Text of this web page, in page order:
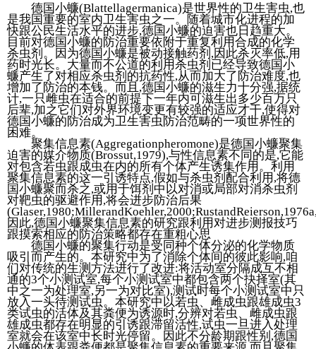
德国小蠊(Blattellagermanica)是世界性的卫生害虫,也
是我国重要的室内卫生害虫之一。随着城市化进程的加
快跟公民生活水平的进步,德国小蠊的迫害也日趋重大。
目前对德国小蠊的防治重要依附于重复利用合成的化学
杀虫剂。因为德国小蠊是被动接触药剂,因此杀灭率低,用
药时光长。大量而不公道的利用杀虫剂已经导致德国小
蠊产生了对相应杀虫剂的抗药性,从而加大了防治难度,也
增加了防治的本钱。而且,德国小蠊的滋生力十分强,据统
计,一只雌虫在适合的前提下一年内可滋生出多少百万只
后辈,加之它们对外界环境变更有较强的适应才干,使得对
德国小蠊的防治成为卫生害虫防治范畴的一项世界性的
困难。
聚集信息素(Aggregationpheromone)是德国小蠊聚集
迫害的媒介物质(Brossut,1979),与性信息素不同的是,它能
对包含若虫跟成虫在内的所有个体产生诱集作用。利用
聚集信息素的这一引诱特点,假如与杀虫剂配合利用,将德
国小蠊聚而杀之,或用于饵剂中以对消或局部对消杀虫剂
对靶虫的驱避作用,将会进步防治后果
因此,德国小蠊聚集信息素的研究跟利用对进步测报技巧
跟摸索相应的防治策略都存在重粗心思
德国小蠊的聚集行动是受同种个体分泌的化学物质
吸引而产生的。本研究中为了消除个体间的彼此影响,咱
们对传统的生测方法进行了改进:将活动室分隔成互不相
通的3个小测试室,每个小测试室中都包含两个抉择室(其
中之一为处理室,另一为对比室),测试时每个小测试室中只
放入一头待测试虫。本研究中以若虫、雌成虫跟雄成虫3
类试虫的活体及其粪便为诱源时,分辨对若虫、雌成虫跟
雄成虫都存在明显的引诱跟滞留活性,试虫一旦进入处理
室就会在该室中长时光停留。因此不分龄期跟性别,德国